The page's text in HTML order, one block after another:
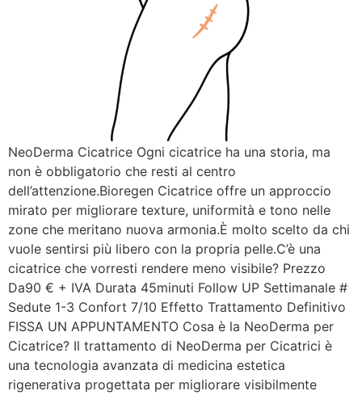
NeoDerma Cicatrice Ogni cicatrice ha una storia, ma
non è obbligatorio che resti al centro
dell’attenzione.Bioregen Cicatrice offre un approccio
mirato per migliorare texture, uniformità e tono nelle
zone che meritano nuova armonia.È molto scelto da chi
vuole sentirsi più libero con la propria pelle.C’è una
cicatrice che vorresti rendere meno visibile? Prezzo
Da90 € + IVA Durata 45minuti Follow UP Settimanale #
Sedute 1-3 Confort 7/10 Effetto Trattamento Definitivo
FISSA UN APPUNTAMENTO Cosa è la NeoDerma per
Cicatrice? Il trattamento di NeoDerma per Cicatrici è
una tecnologia avanzata di medicina estetica
rigenerativa progettata per migliorare visibilmente